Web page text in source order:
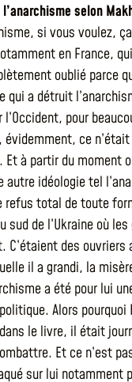
selon
si vous voulez,
en France,
oublié parce
qui a détruit
pour
évidemment, ce
Et à partir du
autre idéologie tel
total de toute
sud de l’Ukraine où
C’étaient des
il a grandi, la
a été pour lui
Alors
le livre, il était
Et ce n’est
sur lui notamment